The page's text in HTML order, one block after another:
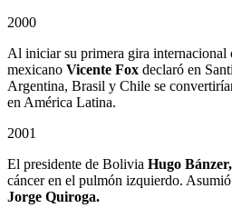
2000
Al iniciar su primera gira internacional
mexicano Vicente Fox declaró en
Argentina, Brasil y Chile se
en América Latina.
2001
El presidente de Bolivia Hugo
cáncer en el pulmón izquierdo.
Jorge Quiroga.